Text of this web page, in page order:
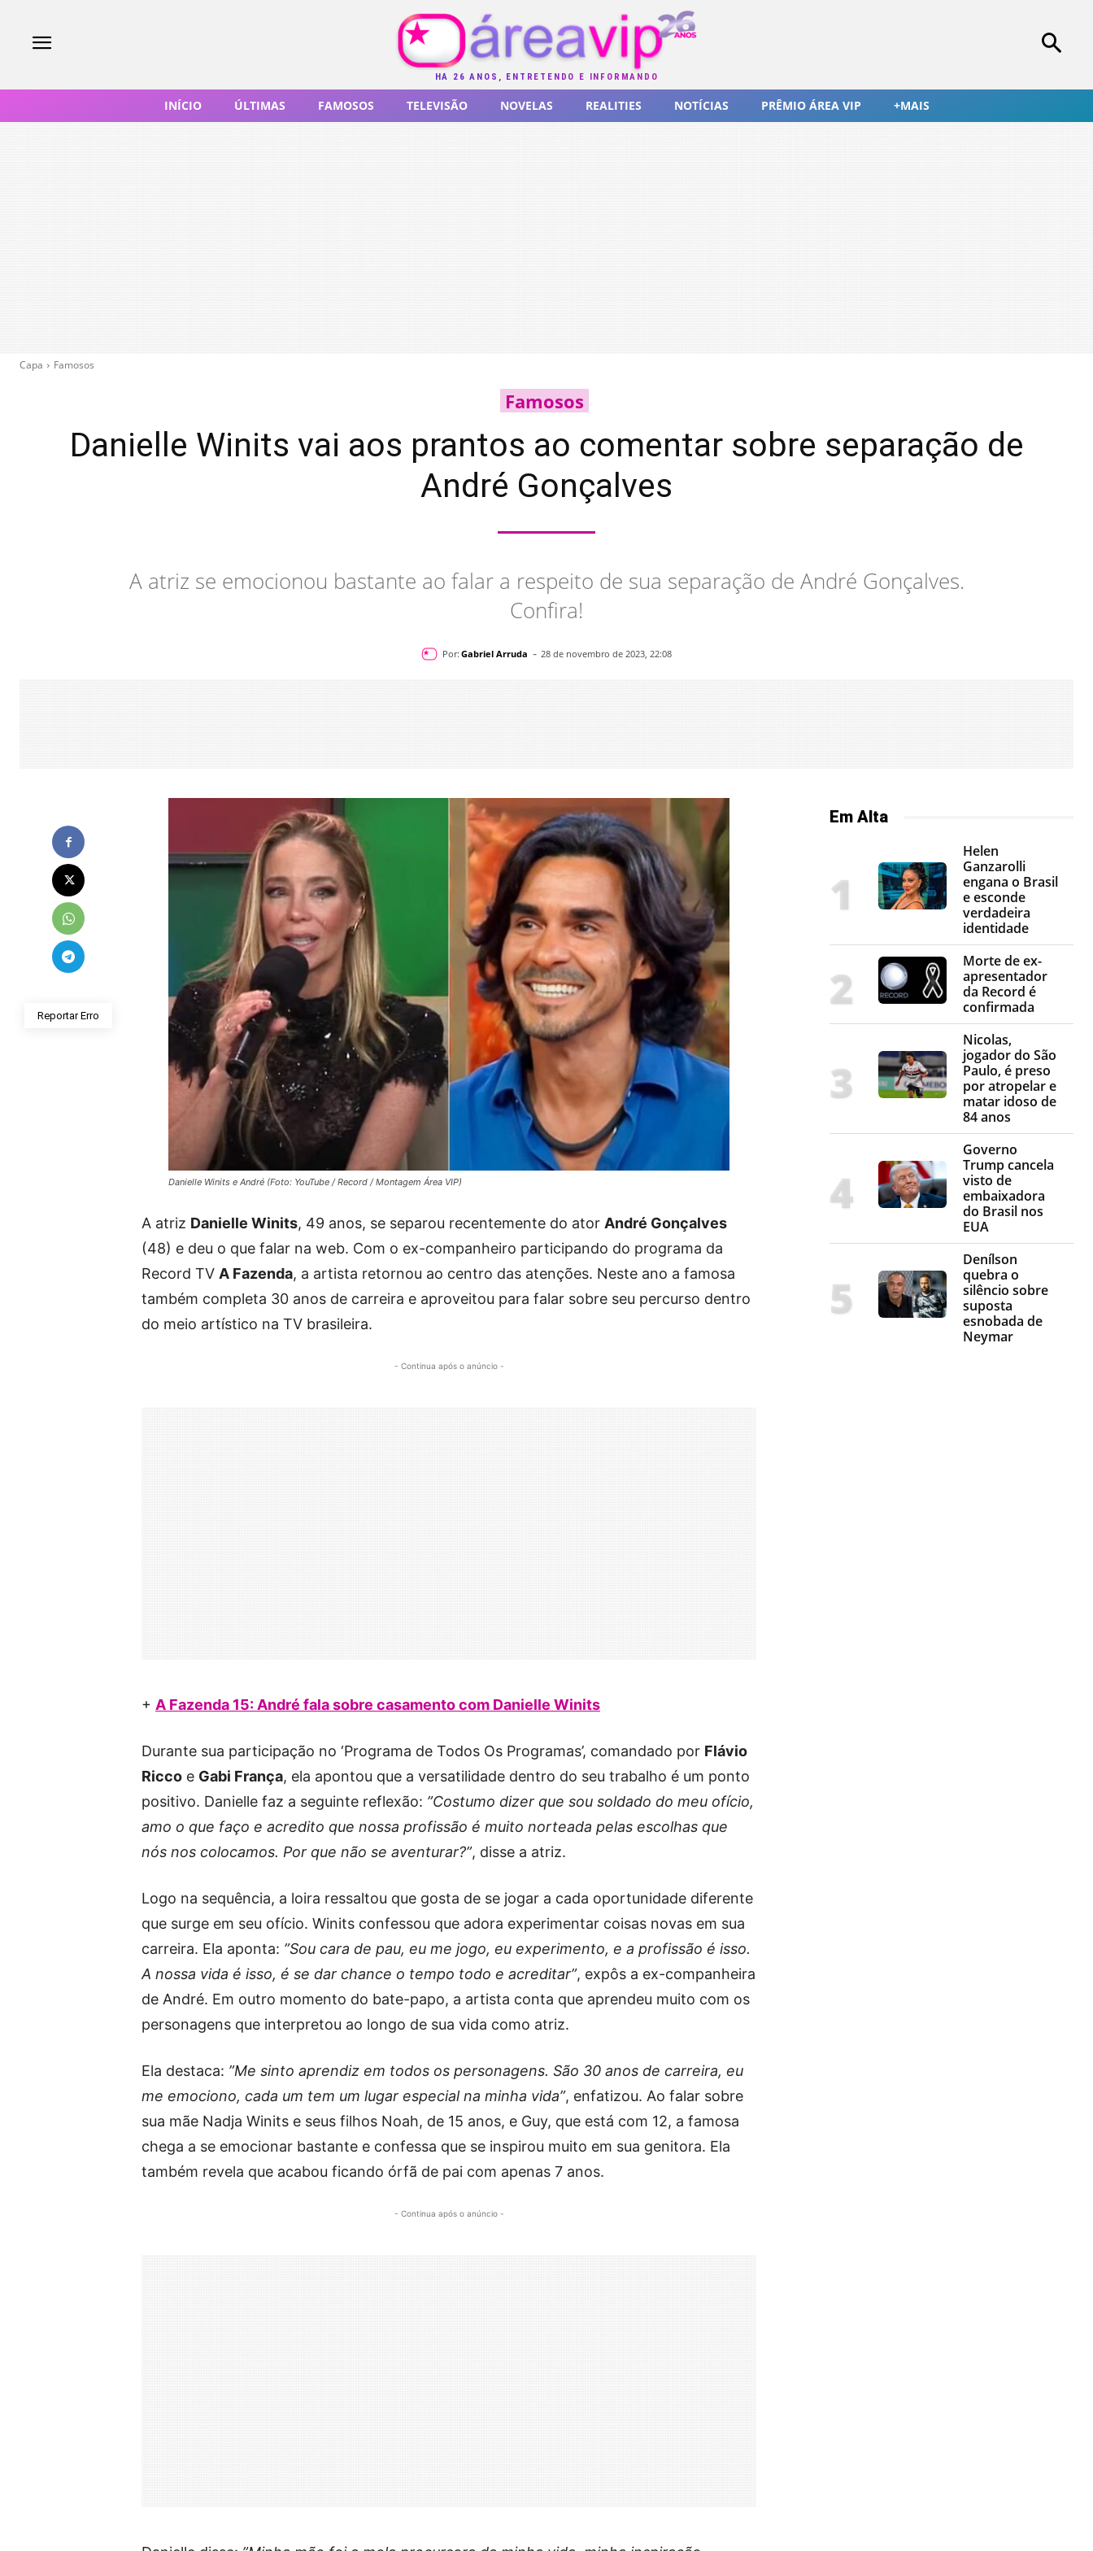
HÁ 26 ANOS, ENTRETENDO E INFORMANDO
INÍCIO ÚLTIMAS FAMOSOS TELEVISÃO NOVELAS REALITIES NOTÍCIAS PRÊMIO ÁREA VIP +MAIS
Capa Famosos
Famosos
Danielle Winits vai aos prantos ao comentar sobre separação de
André Gonçalves
A atriz se emocionou bastante ao falar a respeito de sua separação de André Gonçalves.
Confira!
Por: Gabriel Arruda - 28 de novembro de 2023, 22:08
Reportar Erro
Danielle Winits e André (Foto: YouTube / Record / Montagem Área VIP)
A atriz Danielle Winits, 49 anos, se separou recentemente do ator André Gonçalves
(48) e deu o que falar na web. Com o ex-companheiro participando do programa da
Record TV A Fazenda, a artista retornou ao centro das atenções. Neste ano a famosa
também completa 30 anos de carreira e aproveitou para falar sobre seu percurso dentro
do meio artístico na TV brasileira.
- Continua após o anúncio -
+ A Fazenda 15: André fala sobre casamento com Danielle Winits
Durante sua participação no ‘Programa de Todos Os Programas’, comandado por Flávio
Ricco e Gabi França, ela apontou que a versatilidade dentro do seu trabalho é um ponto
positivo. Danielle faz a seguinte reflexão: ”Costumo dizer que sou soldado do meu ofício,
amo o que faço e acredito que nossa profissão é muito norteada pelas escolhas que
nós nos colocamos. Por que não se aventurar?”, disse a atriz.
Logo na sequência, a loira ressaltou que gosta de se jogar a cada oportunidade diferente
que surge em seu ofício. Winits confessou que adora experimentar coisas novas em sua
carreira. Ela aponta: ”Sou cara de pau, eu me jogo, eu experimento, e a profissão é isso.
A nossa vida é isso, é se dar chance o tempo todo e acreditar”, expôs a ex-companheira
de André. Em outro momento do bate-papo, a artista conta que aprendeu muito com os
personagens que interpretou ao longo de sua vida como atriz.
Ela destaca: ”Me sinto aprendiz em todos os personagens. São 30 anos de carreira, eu
me emociono, cada um tem um lugar especial na minha vida”, enfatizou. Ao falar sobre
sua mãe Nadja Winits e seus filhos Noah, de 15 anos, e Guy, que está com 12, a famosa
chega a se emocionar bastante e confessa que se inspirou muito em sua genitora. Ela
também revela que acabou ficando órfã de pai com apenas 7 anos.
- Continua após o anúncio -
Em Alta
Helen
Ganzarolli
engana o Brasil
e esconde
verdadeira
identidade
Morte de ex-
apresentador
da Record é
confirmada
Nicolas,
jogador do São
Paulo, é preso
por atropelar e
matar idoso de
84 anos
Governo
Trump cancela
visto de
embaixadora
do Brasil nos
EUA
Denílson
quebra o
silêncio sobre
suposta
esnobada de
Neymar